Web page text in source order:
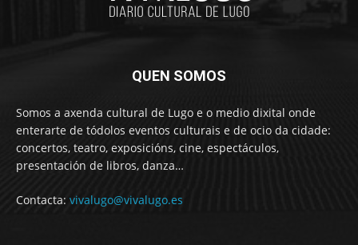
QUEN SOMOS
Somos a axenda cultural de Lugo e o medio dixital onde
enterarte de tódolos eventos culturais e de ocio da cidade:
concertos, teatro, exposicións, cine, espectáculos,
presentación de libros, danza…
Contacta: vivalugo@vivalugo.es